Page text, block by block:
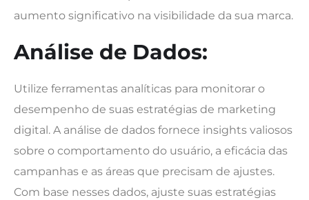
aumento significativo na visibilidade da sua marca.
Análise de Dados:
Utilize ferramentas analíticas para monitorar o
desempenho de suas estratégias de marketing
digital. A análise de dados fornece insights valiosos
sobre o comportamento do usuário, a eficácia das
campanhas e as áreas que precisam de ajustes.
Com base nesses dados, ajuste suas estratégias